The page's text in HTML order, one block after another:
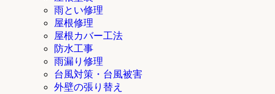
雨とい修理
屋根修理
屋根カバー工法
防水工事
雨漏り修理
台風対策・台風被害
外壁の張り替え